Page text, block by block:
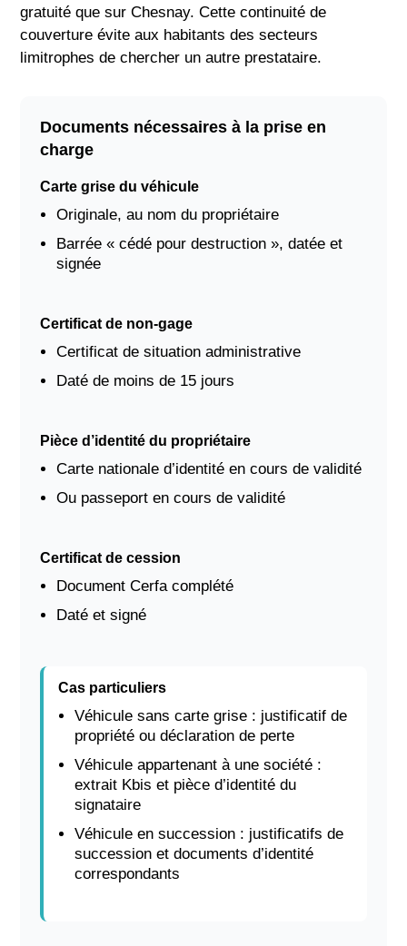
gratuité que sur Chesnay. Cette continuité de
couverture évite aux habitants des secteurs
limitrophes de chercher un autre prestataire.
Documents nécessaires à la prise en
charge
Carte grise du véhicule
Originale, au nom du propriétaire
Barrée « cédé pour destruction », datée et
signée
Certificat de non-gage
Certificat de situation administrative
Daté de moins de 15 jours
Pièce d’identité du propriétaire
Carte nationale d’identité en cours de validité
Ou passeport en cours de validité
Certificat de cession
Document Cerfa complété
Daté et signé
Cas particuliers
Véhicule sans carte grise : justificatif de
propriété ou déclaration de perte
Véhicule appartenant à une société :
extrait Kbis et pièce d’identité du
signataire
Véhicule en succession : justificatifs de
succession et documents d’identité
correspondants